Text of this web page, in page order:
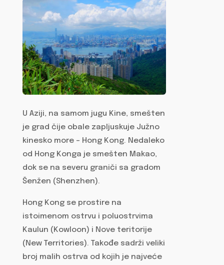
U Aziji, na samom jugu Kine, smešten
je grad čije obale zapljuskuje Južno
kinesko more – Hong Kong. Nedaleko
od Hong Konga je smešten Makao,
dok se na severu graniči sa gradom
Šenžen (Shenzhen).
Hong Kong se prostire na
istoimenom ostrvu i poluostrvima
Kaulun (Kowloon) i Nove teritorije
(New Territories). Takođe sadrži veliki
broj malih ostrva od kojih je najveće